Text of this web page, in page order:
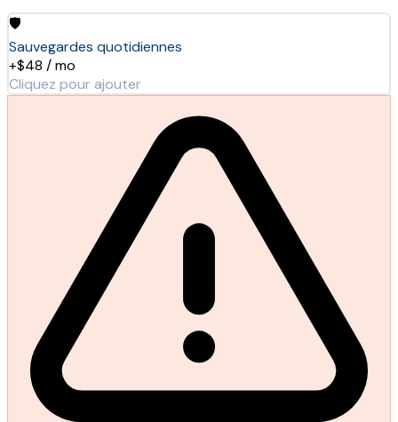
🛡️
Sauvegardes quotidiennes
+$48 / mo
Cliquez pour ajouter